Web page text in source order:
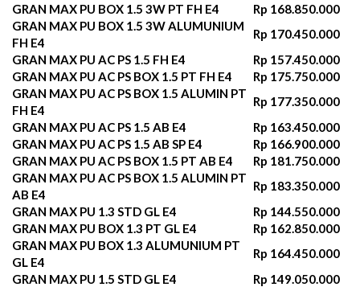
GRAN MAX PU BOX 1.5 3W PT FH E4
Rp 168.850.000
GRAN MAX PU BOX 1.5 3W ALUMUNIUM
FH E4
Rp 170.450.000
GRAN MAX PU AC PS 1.5 FH E4
Rp 157.450.000
GRAN MAX PU AC PS BOX 1.5 PT FH E4
Rp 175.750.000
GRAN MAX PU AC PS BOX 1.5 ALUMIN PT
FH E4
Rp 177.350.000
GRAN MAX PU AC PS 1.5 AB E4
Rp 163.450.000
GRAN MAX PU AC PS 1.5 AB SP E4
Rp 166.900.000
GRAN MAX PU AC PS BOX 1.5 PT AB E4
Rp 181.750.000
GRAN MAX PU AC PS BOX 1.5 ALUMIN PT
AB E4
Rp 183.350.000
GRAN MAX PU 1.3 STD GL E4
Rp 144.550.000
GRAN MAX PU BOX 1.3 PT GL E4
Rp 162.850.000
GRAN MAX PU BOX 1.3 ALUMUNIUM PT
GL E4
Rp 164.450.000
GRAN MAX PU 1.5 STD GL E4
Rp 149.050.000